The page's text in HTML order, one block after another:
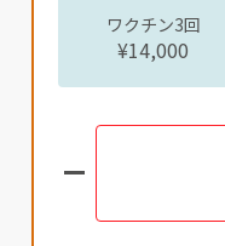
ワクチン3回
¥14,000